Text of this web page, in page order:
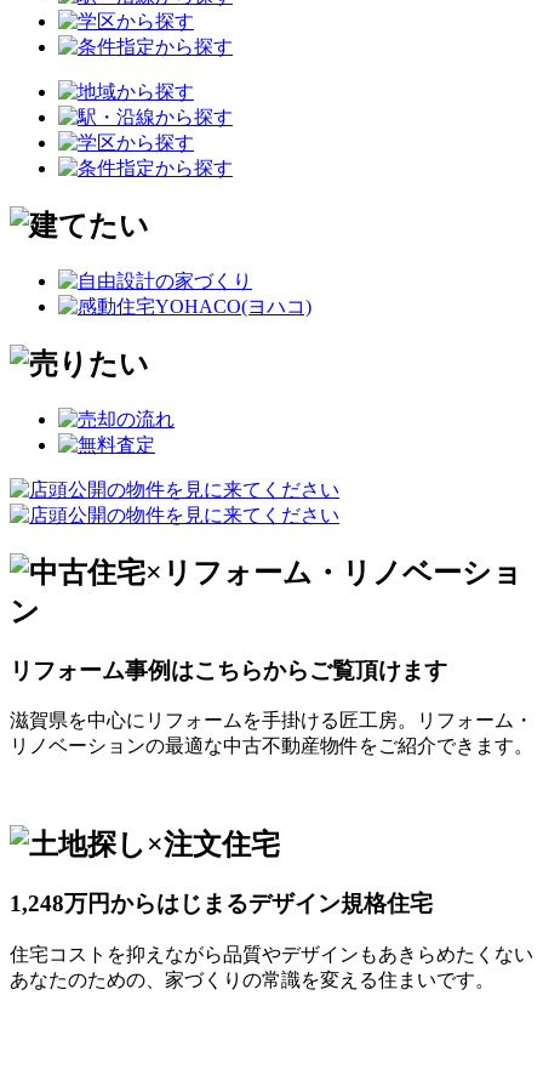
リフォーム事例はこちらからご覧頂けます
滋賀県を中心にリフォームを手掛ける匠工房。リフォーム・
リノベーションの最適な中古不動産物件をご紹介できます。
1,248万円からはじまるデザイン規格住宅
住宅コストを抑えながら品質やデザインもあきらめたくない
あなたのための、家づくりの常識を変える住まいです。